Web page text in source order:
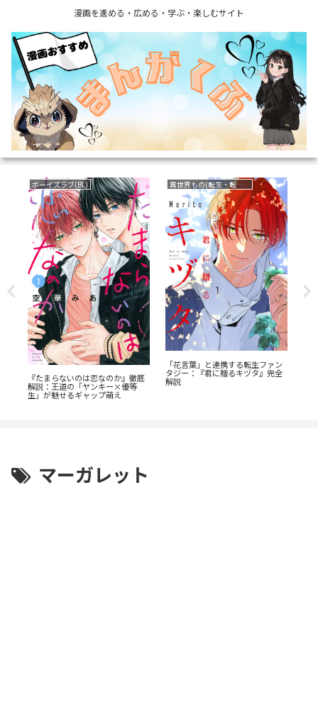
漫画を進める・広める・学ぶ・楽しむサイト
ボーイズラブ(BL)
『たまらないのは恋なのか』徹底
解説：王道の「ヤンキー×優等
生」が魅せるギャップ萌え
異世界もの(転生・転移・成り上がり・異世界ファンタジー)
「花言葉」と連携する転生ファン
タジー：『君に贈るキヅタ』完全
解説
マーガレット